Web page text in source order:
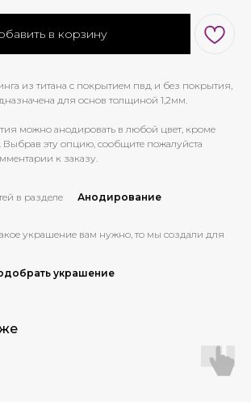
в корзину
из титана с покрытием пвд и без покрытия,
для основ толщиной 1,2мм.
можно анодировать в любой цвет, кроме
Выбрав эту опцию, сообщите пожалуйста
к заказу.
в разделе Анодирование
украшение вам нужно, то мы создали для
украшение